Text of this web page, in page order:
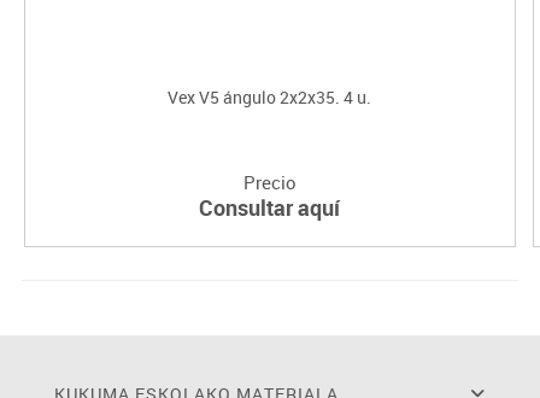
Vex V5 ángulo 2x2x35. 4 u.
Precio
Consultar aquí
KUKUMA ESKOLAKO MATERIALA